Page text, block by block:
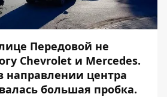
Передовой не
Chevrolet и Mercedes.
направлении центра
большая пробка.